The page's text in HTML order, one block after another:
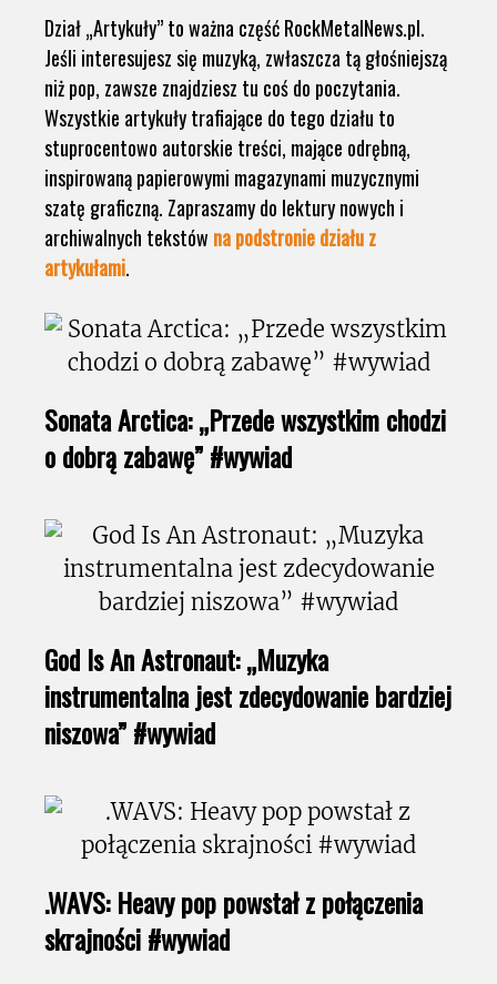
Dział „Artykuły” to ważna część RockMetalNews.pl.
Jeśli interesujesz się muzyką, zwłaszcza tą głośniejszą
niż pop, zawsze znajdziesz tu coś do poczytania.
Wszystkie artykuły trafiające do tego działu to
stuprocentowo autorskie treści, mające odrębną,
inspirowaną papierowymi magazynami muzycznymi
szatę graficzną. Zapraszamy do lektury nowych i
archiwalnych tekstów na podstronie działu z
artykułami.
Sonata Arctica: „Przede wszystkim chodzi
o dobrą zabawę” #wywiad
God Is An Astronaut: „Muzyka
instrumentalna jest zdecydowanie bardziej
niszowa” #wywiad
.WAVS: Heavy pop powstał z połączenia
skrajności #wywiad